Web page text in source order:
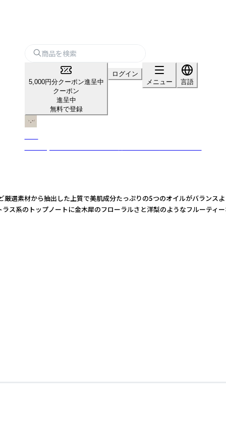
5,000円分クーポン進呈中
クーポン
進呈中
無料で登録
ログイン
メニュー
言語
材から抽出した上質で美肌成分たっぷりの5つのオイルがバラ
のトップノートに金木犀のフローラルさと洋梨のようなフルー